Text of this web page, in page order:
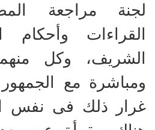
لجنة مراجعة
القراءات وأحكام
الشريف، وكل
ومباشرة مع
غرار ذلك فى نفس